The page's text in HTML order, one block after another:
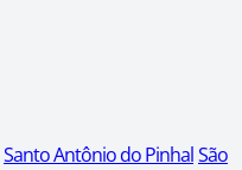
Santo Antônio do PinhalSão